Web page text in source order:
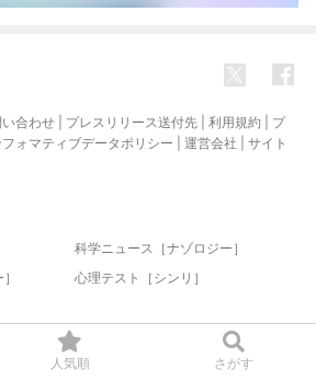
人気順 さがす
い合わせ プレスリリース送付先 利用規約
プ
フォマティブデータポリシー 運営会社
サイト
科学ニュース［ナゾロジー］
心理テスト［シンリ］
reserved.